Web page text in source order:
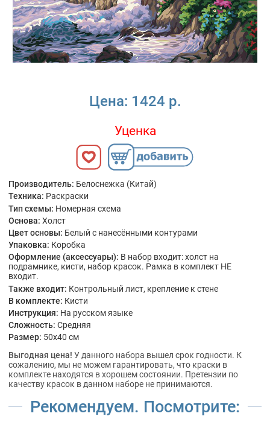
Цена: 1424 р.
Уценка
Производитель: Белоснежка (Китай)
Техника: Раскраски
Тип схемы: Номерная схема
Основа: Холст
Цвет основы: Белый с нанесёнными контурами
Упаковка: Коробка
Оформление (аксессуары): В набор входит: холст на
подрамнике, кисти, набор красок. Рамка в комплект НЕ
входит.
Также входит: Контрольный лист, крепление к стене
В комплекте: Кисти
Инструкция: На русском языке
Сложность: Средняя
Размер: 50x40 см
Выгодная цена! У данного набора вышел срок годности. К
сожалению, мы не можем гарантировать, что краски в
комплекте находятся в хорошем состоянии. Претензии по
качеству красок в данном наборе не принимаются.
Рекомендуем. Посмотрите: